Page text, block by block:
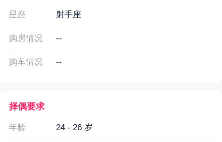
星座 射手座
购房情况 --
购车情况 --
择偶要求
年龄 24 - 26 岁